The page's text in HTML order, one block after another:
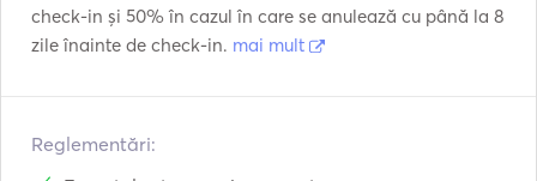
check-in și 50% în cazul în care se anulează cu până la 8
zile înainte de check-in. mai mult
Reglementări: